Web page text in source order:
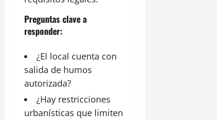
Preguntas clave a
responder:
¿El local cuenta con
salida de humos
autorizada?
¿Hay restricciones
urbanísticas que limiten